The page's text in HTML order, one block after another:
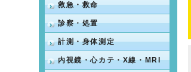
救急・救命
診察・処置
計測・身体測定
内視鏡・心カテ・X線・MRI